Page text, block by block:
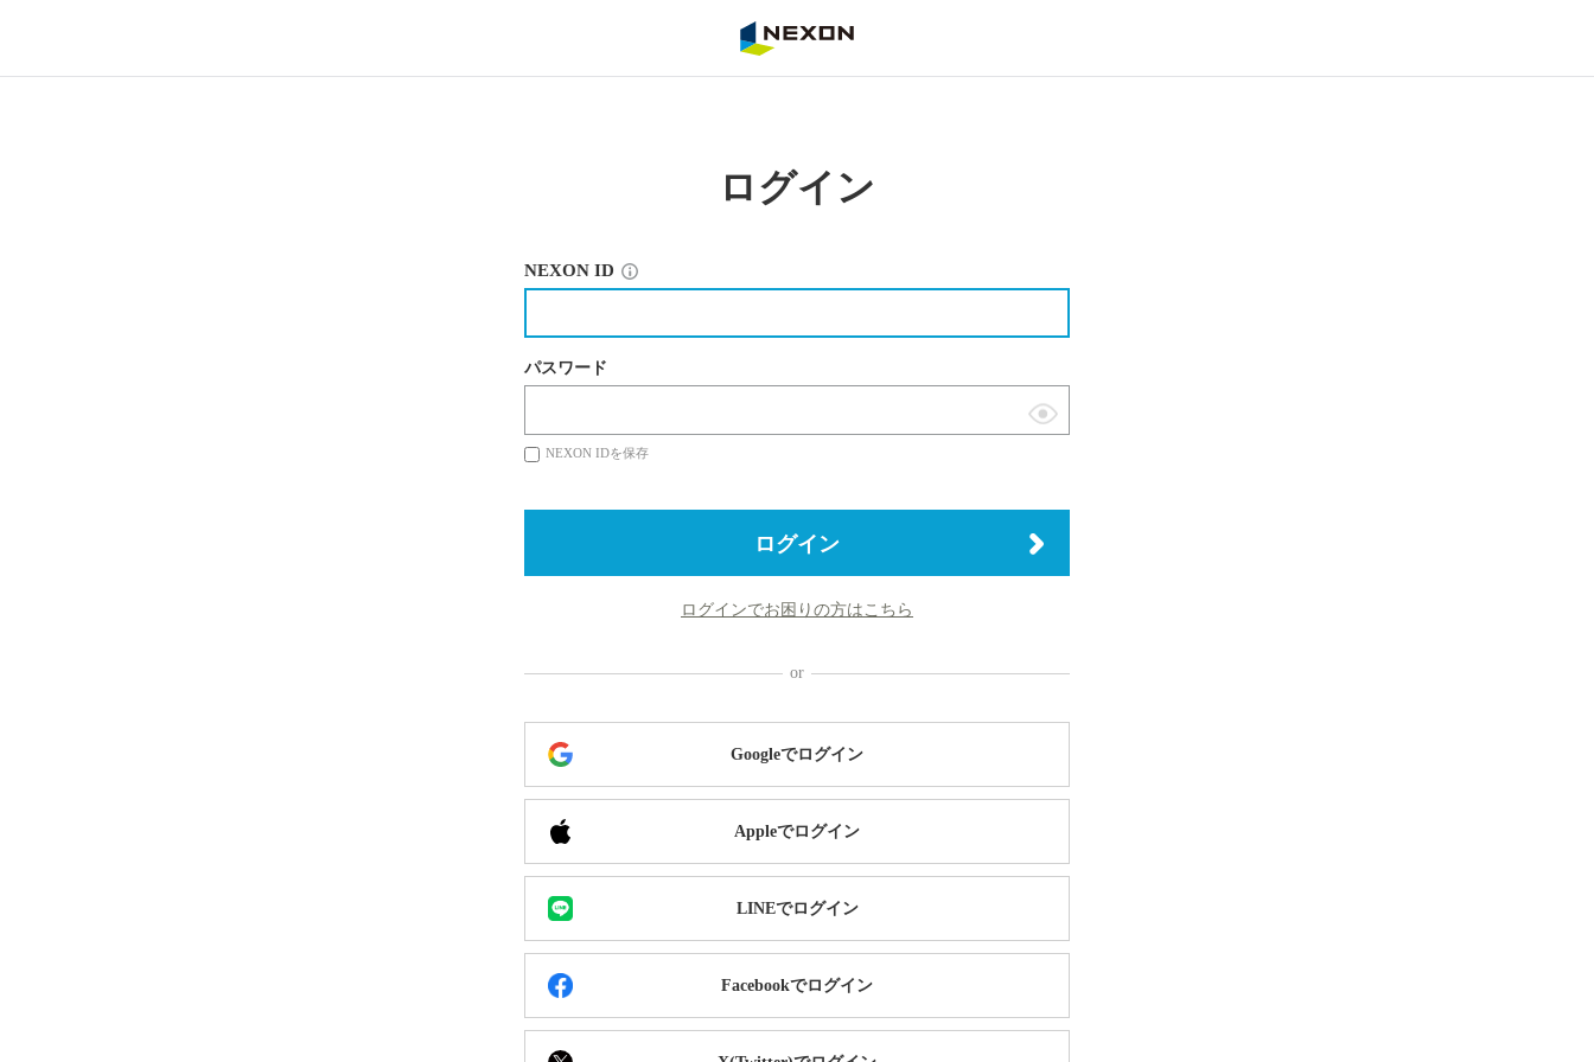
ログイン
NEXON ID
パスワード
表
替
NEXON IDを保存
ログイン
ログインでお困りの方はこちら
Googleでログイン
Appleでログイン
LINEでログイン
Facebookでログイン